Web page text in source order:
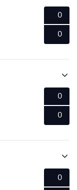
0
0
0
0
0